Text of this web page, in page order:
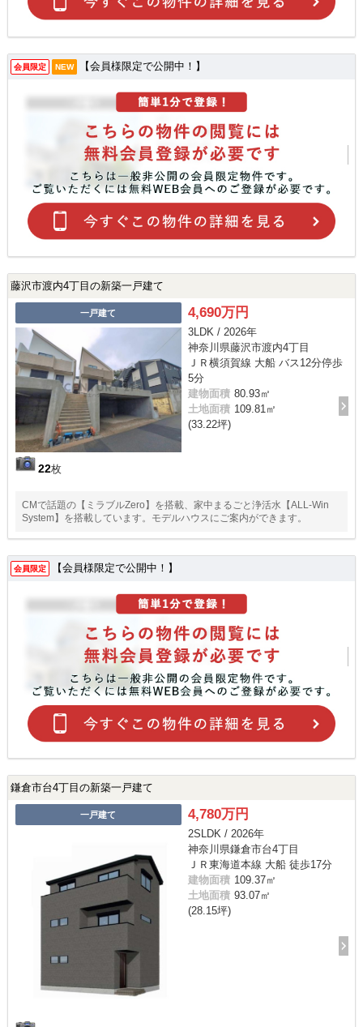
会員限定 NEW 【会員様限定で公開中！】
藤沢市渡内4丁目の新築一戸建て
一戸建て
22枚
4,690万円
3LDK / 2026年
神奈川県藤沢市渡内4丁目
ＪＲ横須賀線 大船 バス12分停歩
5分
建物面積 80.93㎡
土地面積 109.81㎡
(33.22坪)
CMで話題の【ミラブルZero】を搭載、家中まるごと浄活水【ALL-Win
System】を搭載しています。モデルハウスにご案内ができます。
会員限定 【会員様限定で公開中！】
鎌倉市台4丁目の新築一戸建て
一戸建て 4,780万円
2SLDK / 2026年
神奈川県鎌倉市台4丁目
ＪＲ東海道本線 大船 徒歩17分
建物面積 109.37㎡
土地面積 93.07㎡
(28.15坪)